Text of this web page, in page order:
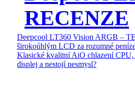
RECENZE
Deepcool LT360 Vision ARGB –
širokoúhlým LCD za rozumné
Klasické kvalitní AiO chlazení
displej a nestojí nesmysl?